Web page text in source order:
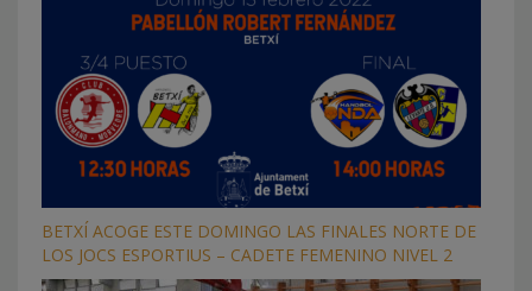
BETXÍ ACOGE ESTE DOMINGO LAS FINALES NORTE DE
LOS JOCS ESPORTIUS – CADETE FEMENINO NIVEL 2